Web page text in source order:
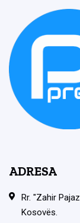
ADRESA
Rr. "Zahir
Kosovës.